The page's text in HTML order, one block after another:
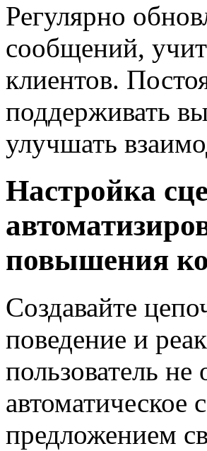
Регулярно
сообщений,
клиентов.
поддерживать
улучшать
Настройка
повышения
Создавайте
поведение и
пользователь
предложением